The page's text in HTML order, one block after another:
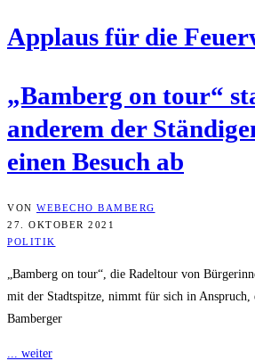
Applaus für die
„Bam­berg on tour“
ande­rem der
einen Besuch ab
VON WEBECHO BAMBERG
27. OKTOBER 2021
POLITIK
„Bamberg on tour“, die Radeltour von
mit der Stadtspitze, nimmt für sich in
Bamberger
... weiter